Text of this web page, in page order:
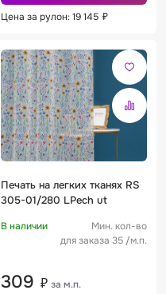
Цена за рулон: 19 145 ₽
Печать на легких тканях RS
305-01/280 LPech ut
В наличии
Мин. кол-во
для заказа 35 /м.п.
309 ₽ за м.п.